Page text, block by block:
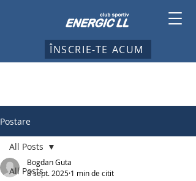
ÎNSCRIE-TE ACUM
Postare
All Posts
All Posts
Bogdan Guta
8 sept. 2025 1 min de citit